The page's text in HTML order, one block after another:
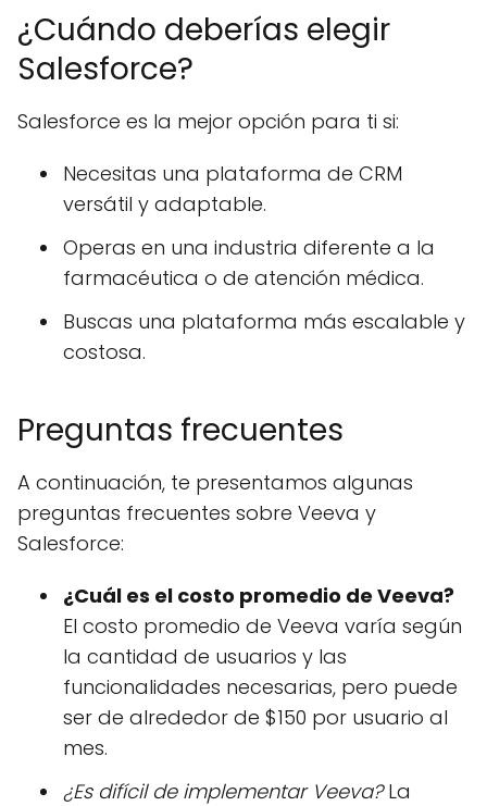
¿Cuándo deberías elegir
Salesforce?
Salesforce es la mejor opción para ti si:
Necesitas una plataforma de CRM
versátil y adaptable.
Operas en una industria diferente a la
farmacéutica o de atención médica.
Buscas una plataforma más escalable y
costosa.
Preguntas frecuentes
A continuación, te presentamos algunas
preguntas frecuentes sobre Veeva y
Salesforce:
¿Cuál es el costo promedio de Veeva?
El costo promedio de Veeva varía según
la cantidad de usuarios y las
funcionalidades necesarias, pero puede
ser de alrededor de $150 por usuario al
mes.
¿Es difícil de implementar Veeva?La